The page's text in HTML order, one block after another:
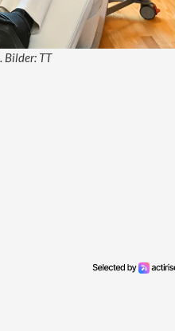
Bilder: TT